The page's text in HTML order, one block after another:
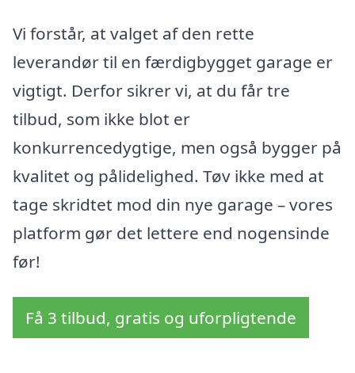
Vi forstår, at valget af den rette
leverandør til en færdigbygget garage er
vigtigt. Derfor sikrer vi, at du får tre
tilbud, som ikke blot er
konkurrencedygtige, men også bygger på
kvalitet og pålidelighed. Tøv ikke med at
tage skridtet mod din nye garage – vores
platform gør det lettere end nogensinde
før!
Få 3 tilbud, gratis og uforpligtende